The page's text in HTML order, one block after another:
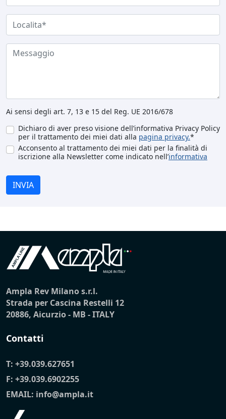
Ai sensi degli art. 7, 13 e 15 del Reg. UE 2016/678
Dichiaro di aver preso visione dell’informativa Privacy Policy
per il trattamento dei miei dati alla pagina privacy.*
Acconsento al trattamento dei miei dati per la finalità di
iscrizione alla Newsletter come indicato nell’informativa
INVIA
Ampla Rev Milano s.r.l.
Strada per Cascina Restelli 12
20886, Aicurzio - MB - ITALY
Contatti
T: +39.039.627651
F: +39.039.6902255
EMAIL: info@ampla.it